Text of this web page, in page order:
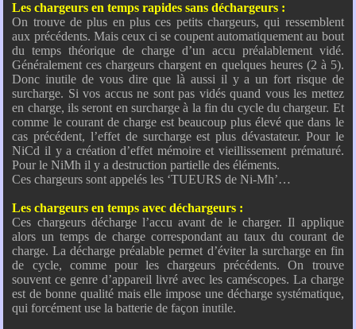
Les chargeurs en temps rapides sans déchargeurs :
On trouve de plus en plus ces petits chargeurs, qui ressemblent
aux précédents. Mais ceux ci se coupent automatiquement au bout
du temps théorique de charge d’un accu préalablement vidé.
Généralement ces chargeurs chargent en quelques heures (2 à 5).
Donc inutile de vous dire que là aussi il y a un fort risque de
surcharge. Si vos accus ne sont pas vidés quand vous les mettez
en charge, ils seront en surcharge à la fin du cycle du chargeur. Et
comme le courant de charge est beaucoup plus élevé que dans le
cas précédent, l’effet de surcharge est plus dévastateur. Pour le
NiCd il y a création d’effet mémoire et vieillissement prématuré.
Pour le NiMh il y a destruction partielle des éléments.
Ces chargeurs sont appelés les ‘TUEURS de Ni-Mh’…
Les chargeurs en temps avec déchargeurs :
Ces chargeurs décharge l’accu avant de le charger. Il applique
alors un temps de charge correspondant au taux du courant de
charge. La décharge préalable permet d’éviter la surcharge en fin
de cycle, comme pour les chargeurs précédents. On trouve
souvent ce genre d’appareil livré avec les caméscopes. La charge
est de bonne qualité mais elle impose une décharge systématique,
qui forcément use la batterie de façon inutile.